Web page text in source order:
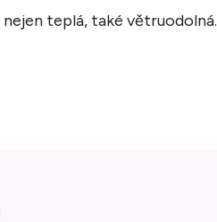
nejen teplá, také větruodolná.